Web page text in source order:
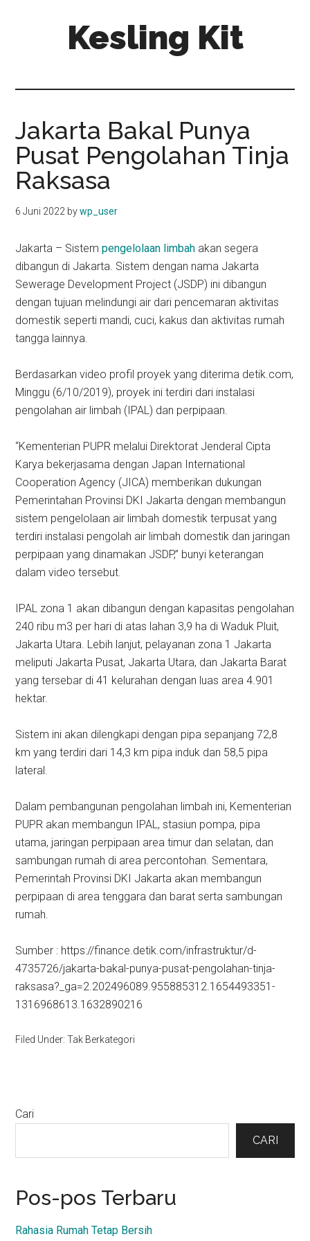
Kesling Kit
Jakarta Bakal Punya
Pusat Pengolahan Tinja
Raksasa
6 Juni 2022 bywp_user
Jakarta – Sistempengelolaan limbah akan segera
dibangun di Jakarta. Sistem dengan nama Jakarta
Sewerage Development Project (JSDP) ini dibangun
dengan tujuan melindungi air dari pencemaran aktivitas
domestik seperti mandi, cuci, kakus dan aktivitas rumah
tangga lainnya.
Berdasarkan video profil proyek yang diterima detik.com,
Minggu (6/10/2019), proyek ini terdiri dari instalasi
pengolahan air limbah (IPAL) dan perpipaan.
“Kementerian PUPR melalui Direktorat Jenderal Cipta
Karya bekerjasama dengan Japan International
Cooperation Agency (JICA) memberikan dukungan
Pemerintahan Provinsi DKI Jakarta dengan membangun
sistem pengelolaan air limbah domestik terpusat yang
terdiri instalasi pengolah air limbah domestik dan jaringan
perpipaan yang dinamakan JSDP,” bunyi keterangan
dalam video tersebut.
IPAL zona 1 akan dibangun dengan kapasitas pengolahan
240 ribu m3 per hari di atas lahan 3,9 ha di Waduk Pluit,
Jakarta Utara. Lebih lanjut, pelayanan zona 1 Jakarta
meliputi Jakarta Pusat, Jakarta Utara, dan Jakarta Barat
yang tersebar di 41 kelurahan dengan luas area 4.901
hektar.
Sistem ini akan dilengkapi dengan pipa sepanjang 72,8
km yang terdiri dari 14,3 km pipa induk dan 58,5 pipa
lateral.
Dalam pembangunan pengolahan limbah ini, Kementerian
PUPR akan membangun IPAL, stasiun pompa, pipa
utama, jaringan perpipaan area timur dan selatan, dan
sambungan rumah di area percontohan. Sementara,
Pemerintah Provinsi DKI Jakarta akan membangun
perpipaan di area tenggara dan barat serta sambungan
rumah.
Sumber : https://finance.detik.com/infrastruktur/d-
4735726/jakarta-bakal-punya-pusat-pengolahan-tinja-
raksasa?_ga=2.202496089.955885312.1654493351-
1316968613.1632890216
Filed Under: Tak Berkategori
Primary
Cari
CARI
Pos-pos Terbaru
Rahasia Rumah Tetap Bersih